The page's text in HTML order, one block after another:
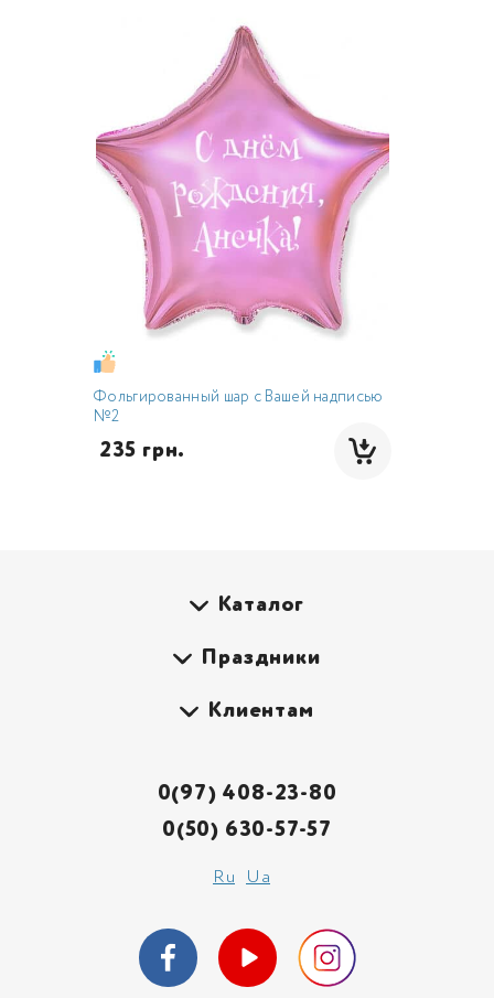
Фольгированный шар с Вашей надписью
№2
235 грн.
Каталог
Праздники
Клиентам
0(97) 408-23-80
0(50) 630-57-57
Ru Ua